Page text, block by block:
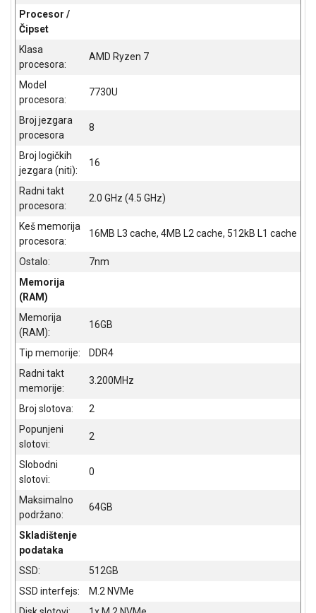
OPREMA
KABLOVI I
ADAPTERI
MATERIJAL
SVE
ZA
ŠKOLSKI
PRIBOR
FITNES
BAŠTA
OUTLET
IGRAČKE
Procesor /
Čipset
Klasa
procesora:
AMD Ryzen 7
Model
procesora:
7730U
Broj jezgara
procesora
8
Broj logičkih
jezgara (niti):
16
Radni takt
procesora:
2.0 GHz (4.5 GHz)
Keš memorija
procesora:
16MB L3 cache, 4MB L2 cache, 512kB L1 cache
Ostalo:
7nm
Memorija
(RAM)
Memorija
(RAM):
16GB
Tip memorije:
DDR4
Radni takt
memorije:
3.200MHz
Broj slotova:
2
Popunjeni
slotovi:
2
Slobodni
slotovi:
0
Maksimalno
podržano:
64GB
Skladištenje
podataka
SSD:
512GB
SSD interfejs:
M.2 NVMe